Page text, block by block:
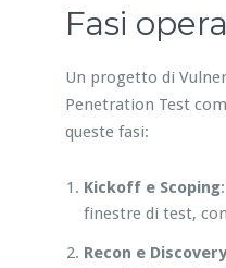
Fasi
Un progetto di
Penetration Test
queste fasi:
Kickoff e Scoping
finestre di test,
Recon e Discovery